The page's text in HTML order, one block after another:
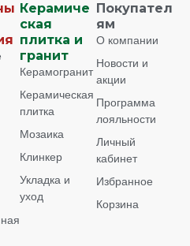
Керамиче
ская
плитка и
гранит
Керамогранит
Керамическая
плитка
Мозаика
Клинкер
Укладка и
уход
Покупател
ям
О компании
Новости и
акции
Программа
лояльности
Личный
кабинет
Избранное
Корзина